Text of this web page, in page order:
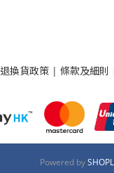
退換貨政策 | 條款及細則
Powered by